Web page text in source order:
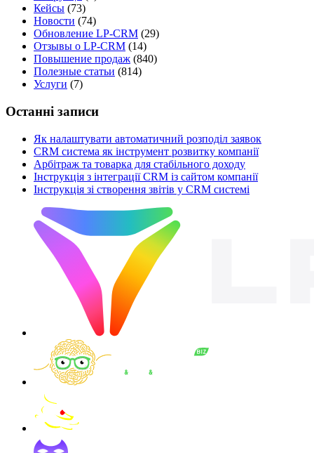
Кейсы (73)
Новости (74)
Обновление LP-CRM (29)
Отзывы о LP-CRM (14)
Повышение продаж (840)
Полезные статьи (814)
Услуги (7)
Останні записи
Як налаштувати автоматичний розподіл заявок
CRM система як інструмент розвитку компанії
Арбітраж та товарка для стабільного доходу
Інструкція з інтеграції CRM із сайтом компанії
Інструкція зі створення звітів у CRM системі